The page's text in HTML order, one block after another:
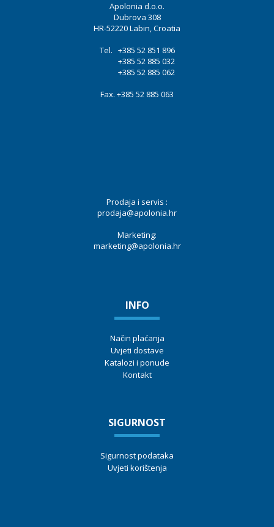
Apolonia d.o.o.
Dubrova 308
HR-52220 Labin, Croatia
Tel. +385 52 851 896
+385 52 885 032
+385 52 885 062
Fax. +385 52 885 063
Prodaja i servis :
prodaja@apolonia.hr
Marketing:
marketing@apolonia.hr
INFO
Način plaćanja
Uvjeti dostave
Katalozi i ponude
Kontakt
SIGURNOST
Sigurnost podataka
Uvjeti korištenja